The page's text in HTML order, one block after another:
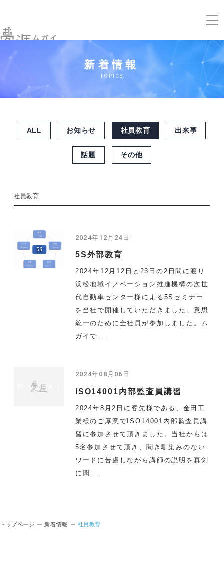
ムガイ
新着情報
TOPICS
ALL お知らせ 社員教育 出来事
話題 その他
社員教育
2024年12月24日
5S外部教育
2024年12月12日と23日の2日間に渡り
浜松地域イノベーション推進機構の次世
代自動車センター様による5Sセミナー
を当社で開催していただきました。意思
統一のために全社員が参加しました。ム
ガイで...
2024年08月06日
ISO14001内部監査員講習
2024年8月2日に客先様である、金田工
業様のご厚意でISO14001内部監査員講
習に参加させて頂きました。当社からは
5名参加させて頂き、聞き馴染みのない
ワードに苦慮しながら講師の説明を真剣
に聞...
トップページ 新着情報 社員教育